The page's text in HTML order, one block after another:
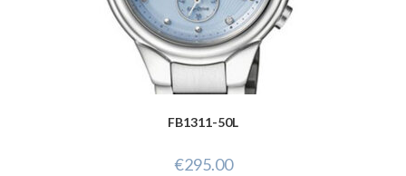
FB1311-50L
€295.00